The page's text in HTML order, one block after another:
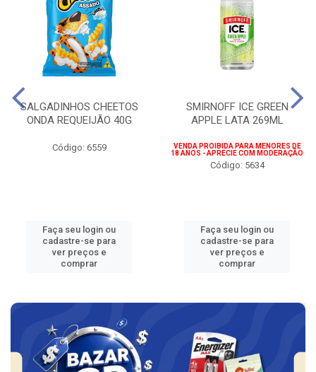
SALGADINHOS CHEETOS
ONDA REQUEIJÃO 40G
Código: 6559
Faça seu login ou
cadastre-se para
ver preços e
comprar
SMIRNOFF ICE GREEN
APPLE LATA 269ML
VENDA PROIBIDA PARA MENORES DE
18 ANOS - APRECIE COM MODERAÇÃO
Código: 5634
Faça seu login ou
cadastre-se para
ver preços e
comprar